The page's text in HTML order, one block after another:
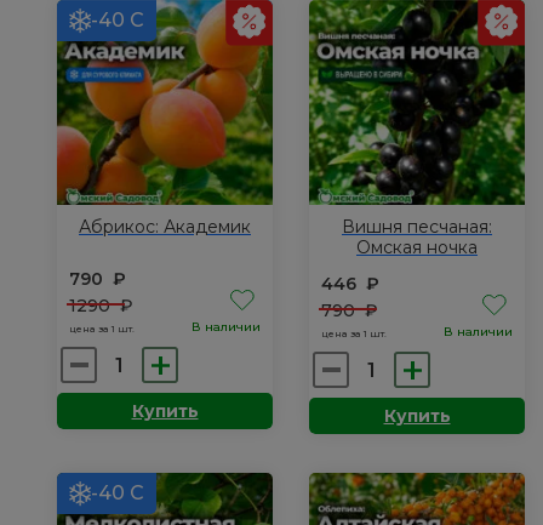
-40 С
Абрикос: Академик
790 ₽
1290₽
цена за 1 шт. В наличии
Количество
товара
Абрикос:Купить
Вишня песчаная:
Омская ночка
446 ₽
790₽
цена за 1 шт. В наличии
Количество
товара
Вишня
Омская
ночка
Купить
-40 С